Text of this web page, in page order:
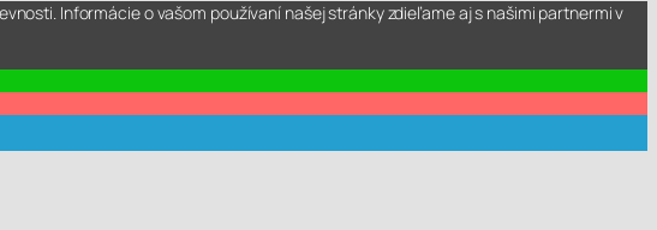
Informácie o vašom používaní našej stránky zdieľame aj s našimi partnermi v